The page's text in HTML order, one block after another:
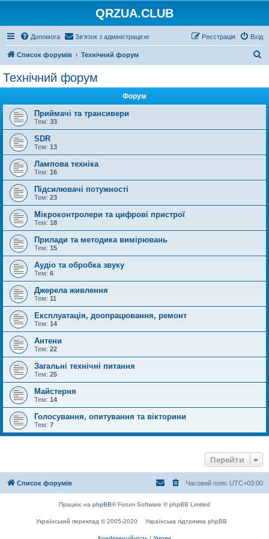
QRZUA.CLUB
Допомога Зв'язок з адміністрацією Вхід
Реєстрація
Список форумів Технічний форум
Технічний форум
Форум
Приймачі та трансивери
Тем: 33
SDR
Тем: 13
Лампова техніка
Тем: 16
Підсилювачі потужності
Тем: 23
Мікроконтролери та цифрові пристрої
Тем: 18
Прилади та методика вимірювань
Тем: 15
Аудіо та обробка звуку
Тем: 6
Джерела живлення
Тем: 11
Експлуатація, доопрацювання, ремонт
Тем: 14
Антени
Тем: 22
Загальні технічні питання
Тем: 25
Майстерня
Тем: 14
Голосування, опитування та вікторини
Тем: 7
Перейти
Список форумів Часовий пояс UTC+03:00
Працює на phpBB® Forum Software © phpBB Limited
Український переклад © 2005-2020 Українська підтримка phpBB